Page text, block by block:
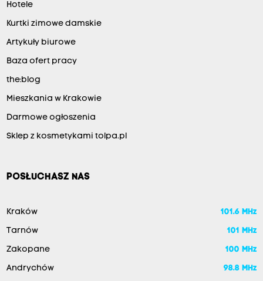
Hotele
Kurtki zimowe damskie
Artykuły biurowe
Baza ofert pracy
the:blog
Mieszkania w Krakowie
Darmowe ogłoszenia
Sklep z kosmetykami tolpa.pl
POSŁUCHASZ NAS
Kraków 101.6 MHz
Tarnów 101 MHz
Zakopane 100 MHz
Andrychów 98.8 MHz